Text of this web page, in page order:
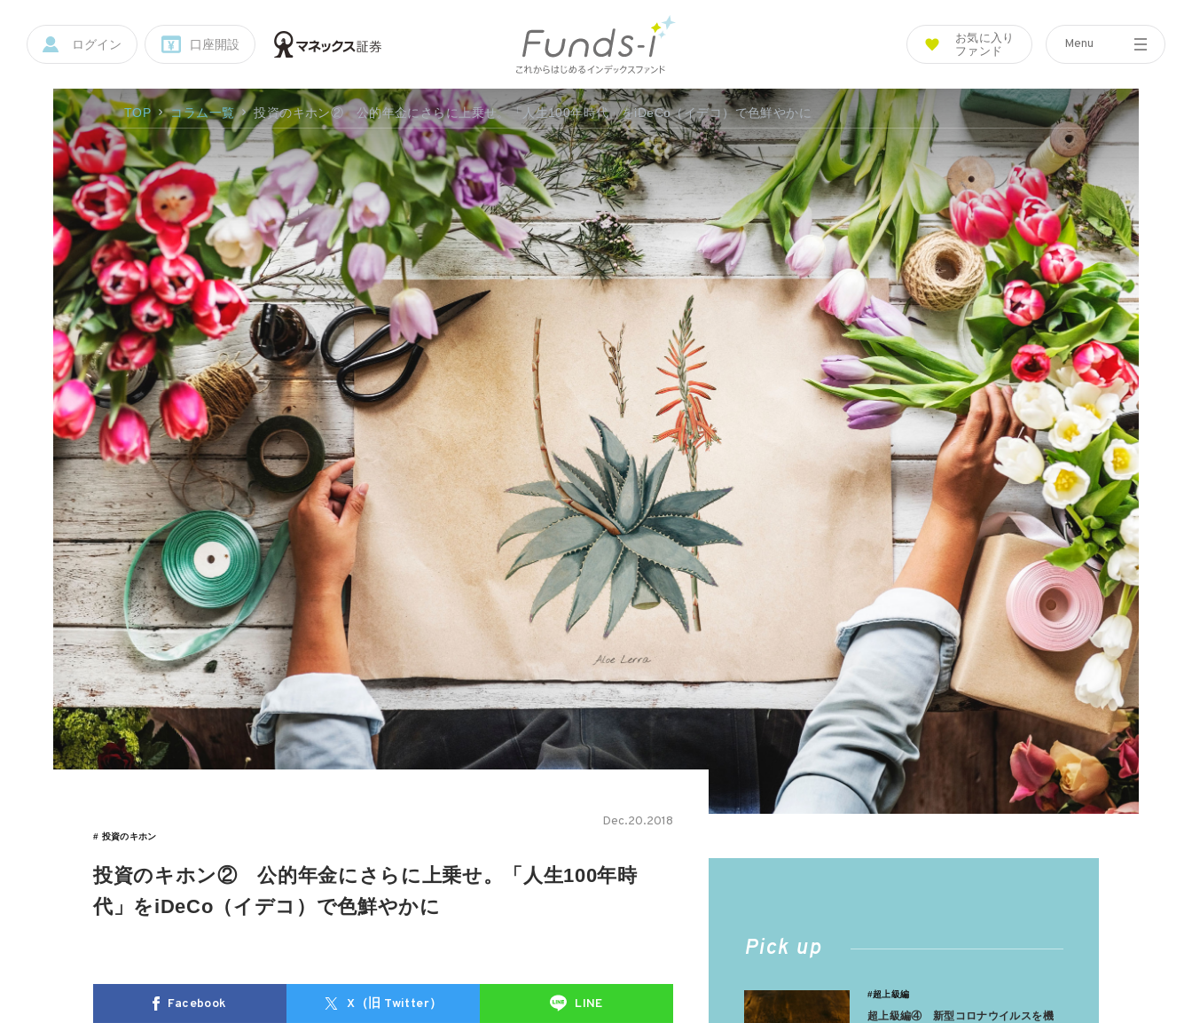
ログイン 口座開設
お気に入り
ファンド
Menu
Columns
Index
コラム一覧
Funds
What is Funds-i?
ファンズアイとは
Fund List
ファンド紹介
Fund Ranking
ファンズアイランキング
Today's Fund
ファンズアイ情報
Market
マーケット情報
Tools
Simulation
つみたてシミュレーション
Assist
投信アシスト
Glossary
用語集
Q&A
よくあるご質問
TOP コラム一覧 投資のキホン② 公的年金にさらに上乗せ。「人生100年時代」をiDeCo（イデコ）で色鮮やかに
Dec.20.2018
# 投資のキホン
投資のキホン② 公的年金にさらに上乗せ。「人生100年時
代」をiDeCo（イデコ）で色鮮やかに
Facebook X（旧 Twitter） LINE
Pick up
#超上級編
超上級編④ 新型コロナウイルスを機